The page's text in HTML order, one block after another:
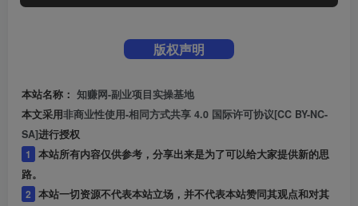
版权声明
本站名称： 知赚网-副业项目实操基地
本文采用非商业性使用-相同方式共享 4.0 国际许可协议[CC BY-NC-
SA]进行授权
1
本站所有内容仅供参考，分享出来是为了可以给大家提供新的思
路。
2 本站一切资源不代表本站立场，并不代表本站赞同其观点和对其